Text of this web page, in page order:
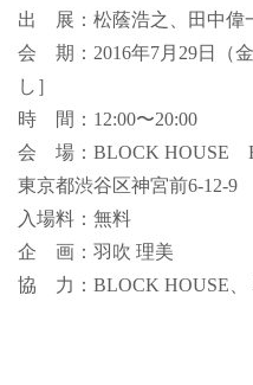
出 展：松蔭浩之、田中偉
会 期：2016年7月29日（
し］
時 間：12:00〜20:00
会 場：BLOCK HOUSE
東京都渋谷区神宮前6-12-9
入場料：無料
企 画：羽吹 理美
協 力：BLOCK HOUSE、